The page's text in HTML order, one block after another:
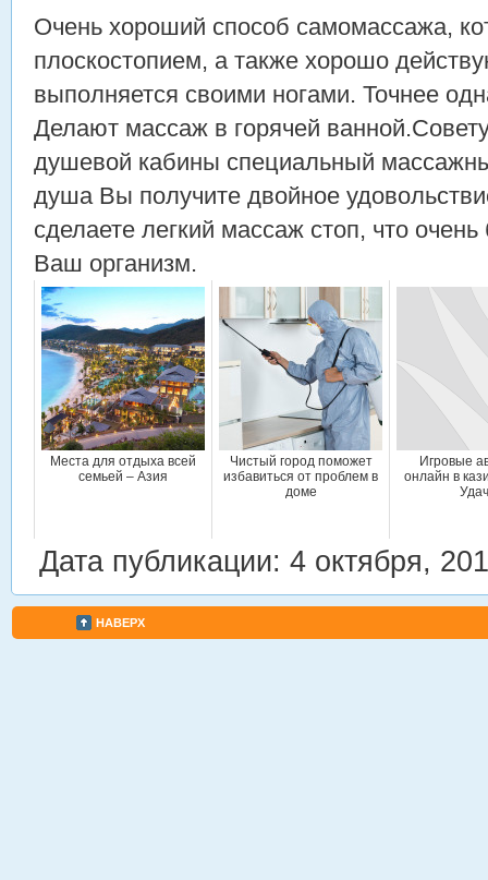
Очень хороший способ самомассажа,
плоскостопием, а также хорошо
выполняется своими ногами. Точнее
Делают массаж в горячей
душевой кабины специальный
душа Вы получите двойное
сделаете легкий массаж стоп, что
Ваш организм.
Места для отдыха всей
семьей – Азия
Чистый город поможет
избавиться от проблем в
доме
Игровые
онлайн в
Дата публикации: 4 октября,
НАВЕРХ